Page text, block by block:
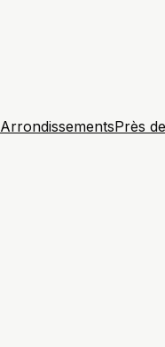
ArrondissementsPrès